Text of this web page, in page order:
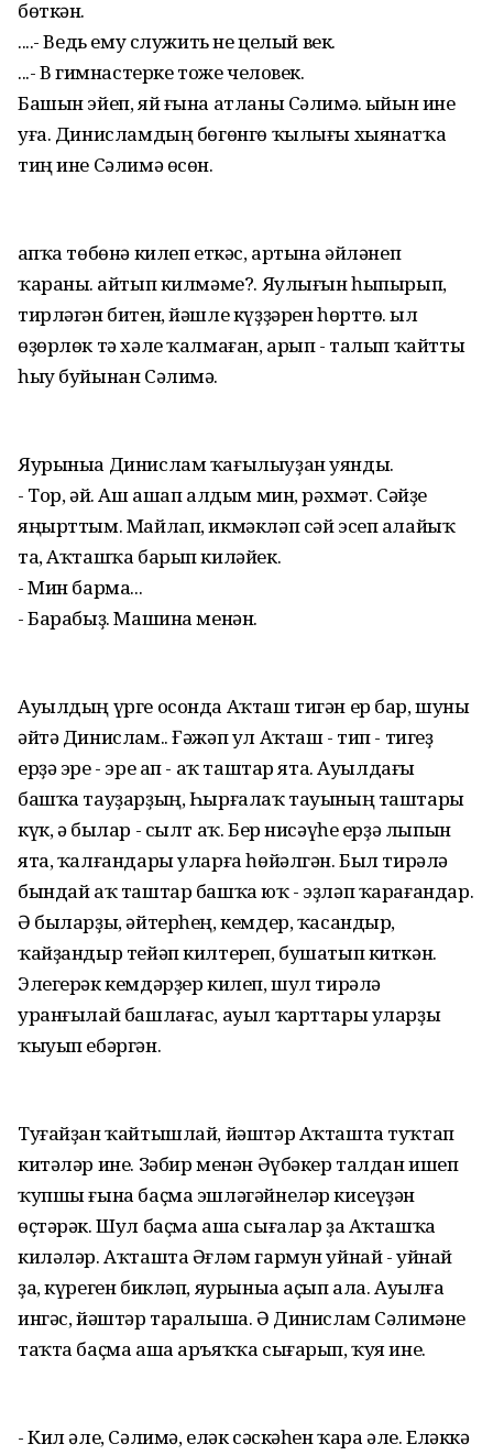
бөткән.
....- Ведь ему служить не целый век.
...- В гимнастерке тоже человек.
Башын эйеп, яй ғына атланы Сәлимә. Ҡыйын ине
уға. Динисламдың бөгөнгө ҡылығы хыянатҡа
тиң ине Сәлимә өсөн.
Ҡапҡа төбөнә килеп еткәс, артына әйләнеп
ҡараны. Ҡайтып килмәме?. Яулығын һыпырып,
тирләгән битен, йәшле күҙҙәрен һөрттө. Ҡыл
өҙөрлөк тә хәле ҡалмаған, арып - талып ҡайтты
һыу буйынан Сәлимә.
Яурыныа Динислам ҡағылыуҙан уянды.
- Тор, әй. Аш ашап алдым мин, рәхмәт. Сәйҙе
яңырттым. Майлап, икмәкләп сәй эсеп алайыҡ
та, Аҡташҡа барып киләйек.
- Мин барма...
- Барабыҙ. Машина менән.
Ауылдың үрге осонда Аҡташ тигән ер бар, шуны
әйтә Динислам.. Ғәжәп ул Аҡташ - тип - тигеҙ
ерҙә эре - эре ап - аҡ таштар ята. Ауылдағы
башҡа тауҙарҙың, Һырғалаҡ тауының таштары
күк, ә былар - сылт аҡ. Бер нисәүһе ерҙә лыпын
ята, ҡалғандары уларға һөйәлгән. Был тирәлә
бындай аҡ таштар башҡа юҡ - эҙләп ҡарағандар.
Ә быларҙы, әйтерһең, кемдер, ҡасандыр,
ҡайҙандыр тейәп килтереп, бушатып киткән.
Элегерәк кемдәрҙер килеп, шул тирәлә
уранғылай башлағас, ауыл ҡарттары уларҙы
ҡыуып ебәргән.
Туғайҙан ҡайтышлай, йәштәр Аҡташта туҡтап
китәләр ине. Зәбир менән Әүбәкер талдан ишеп
ҡупшы ғына баҫма эшләгәйнеләр кисеүҙән
өҫтәрәк. Шул баҫма аша сығалар ҙа Аҡташҡа
киләләр. Аҡташта Әғләм гармун уйнай - уйнай
ҙа, күреген бикләп, яурыныа аҫып ала. Ауылға
ингәс, йәштәр таралыша. Ә Динислам Сәлимәне
таҡта баҫма аша аръяҡҡа сығарып, ҡуя ине.
- Кил әле, Сәлимә, еләк сәскәһен ҡара әле. Еләккә